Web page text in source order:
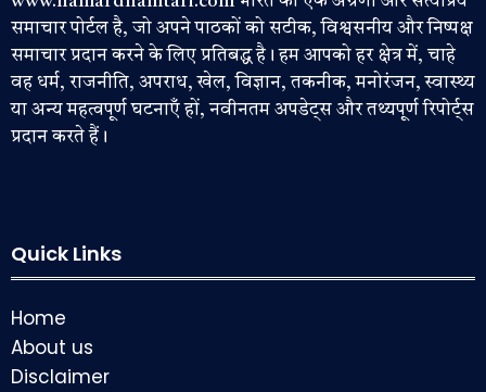
समाचार पोर्टल है, जो अपने पाठकों को सटीक, विश्वसनीय और निष्पक्ष
समाचार प्रदान करने के लिए प्रतिबद्ध है। हम आपको हर क्षेत्र में, चाहे
वह धर्म, राजनीति, अपराध, खेल, विज्ञान, तकनीक, मनोरंजन, स्वास्थ्य
या अन्य महत्वपूर्ण घटनाएँ हों, नवीनतम अपडेट्स और तथ्यपूर्ण रिपोर्ट्स
प्रदान करते हैं।
Quick Links
Home
About us
Disclaimer